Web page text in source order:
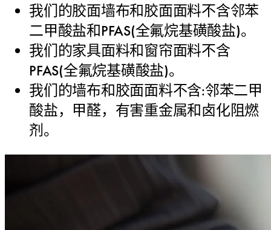
我们的胶面墙布和胶面面料不含邻苯
二甲酸盐和PFAS(全氟烷基磺酸盐)。
我们的家具面料和窗帘面料不含
PFAS(全氟烷基磺酸盐)。
我们的墙布和胶面面料不含:邻苯二甲
酸盐，甲醛，有害重金属和卤化阻燃
剂。